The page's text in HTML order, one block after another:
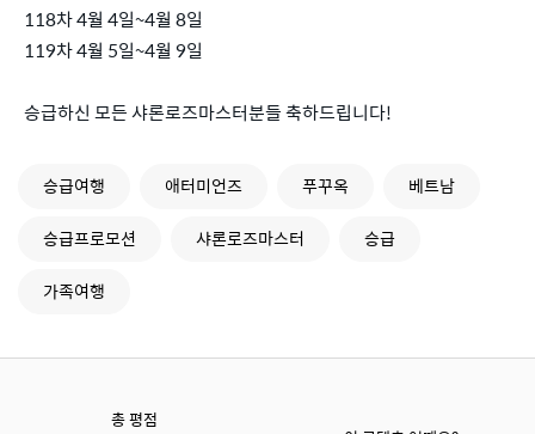
118차 4월 4일~4월 8일
119차 4월 5일~4월 9일
승급하신 모든 샤론로즈마스터분들 축하드립니다!
승급여행 애터미언즈 푸꾸옥
베트남
승급프로모션
샤론로즈마스터
승급
가족여행
총 평점